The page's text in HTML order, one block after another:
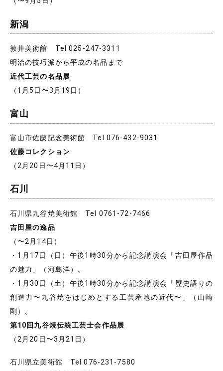
新潟
敦井美術館 Tel 025-247-3311
明治の技巧派から平成の名品まで
近代工芸の名品展
（1月5日〜3月19日）
富山
富山市佐藤記念美術館 Tel 076-432-9031
佐藤コレクション
（2月20日〜4月11日）
石川
石川県九谷焼美術館 Tel 0761-72-7466
吉田屋の逸品
（〜2月14日）
・1月17日（日）午後1時30分から記念講演会「吉田屋作品
の魅力」（河島洋）。
・1月30日（土）午後1時30分から記念講演会「歴史語りの
創造力〜九谷焼をはじめとする工芸産地の近代〜」（山崎
剛）。
第10回九谷焼伝統工芸士会作品展
（2月20日〜3月21日）
石川県立美術館 Tel 076-231-7580